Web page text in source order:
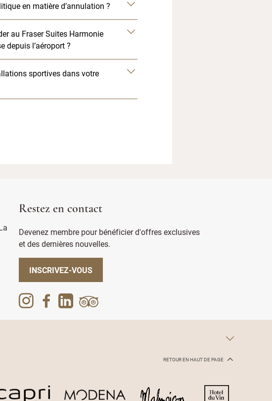
en matière d’annulation ?
au Fraser Suites Harmonie
depuis l’aéroport ?
sportives dans votre
Restez en contact
Devenez membre pour bénéficier d'offres exclusives
et des dernières nouvelles.
INSCRIVEZ-VOUS
RETOUR EN HAUT DE PAGE